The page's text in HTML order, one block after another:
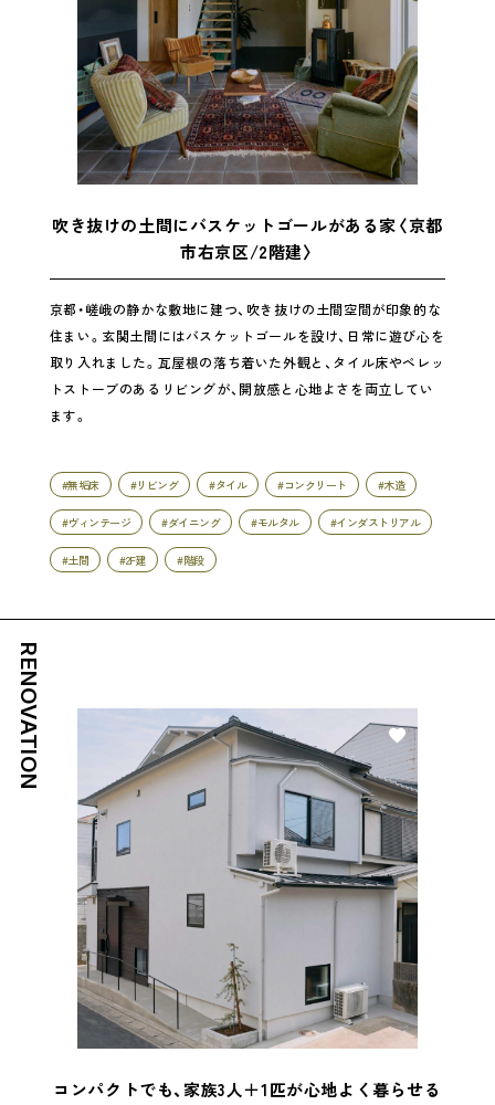
吹き抜けの土間にバスケットゴールがある家〈京都
市右京区/2階建〉
京都・嵯峨の静かな敷地に建つ、吹き抜けの土間空間が印象的な
住まい。玄関土間にはバスケットゴールを設け、日常に遊び心を
取り入れました。瓦屋根の落ち着いた外観と、タイル床やペレッ
トストーブのあるリビングが、開放感と心地よさを両立してい
ます。
#無垢床 #リビング #タイル #コンクリート #木造
#ヴィンテージ #ダイニング #モルタル #インダストリアル
#土間 #2F建 #階段
好き
コンパクトでも、家族3人＋1匹が心地よく暮らせる
RENOVATION